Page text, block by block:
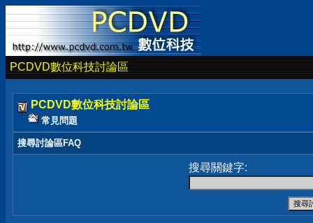
PCDVD數位科技討論區
PCDVD數位科技討論區
常見問題
搜尋討論區FAQ
搜尋關鍵字: